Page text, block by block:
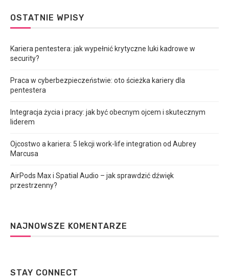
OSTATNIE WPISY
Kariera pentestera: jak wypełnić krytyczne luki kadrowe w
security?
Praca w cyberbezpieczeństwie: oto ścieżka kariery dla
pentestera
Integracja życia i pracy: jak być obecnym ojcem i skutecznym
liderem
Ojcostwo a kariera: 5 lekcji work-life integration od Aubrey
Marcusa
AirPods Max i Spatial Audio – jak sprawdzić dźwięk
przestrzenny?
NAJNOWSZE KOMENTARZE
STAY CONNECT